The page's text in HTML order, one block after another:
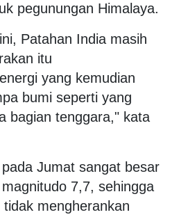
pegunungan Himalaya.
Patahan India masih
itu
yang kemudian
bumi seperti yang
bagian tenggara," kata
Jumat sangat besar
7,7, sehingga
mengherankan